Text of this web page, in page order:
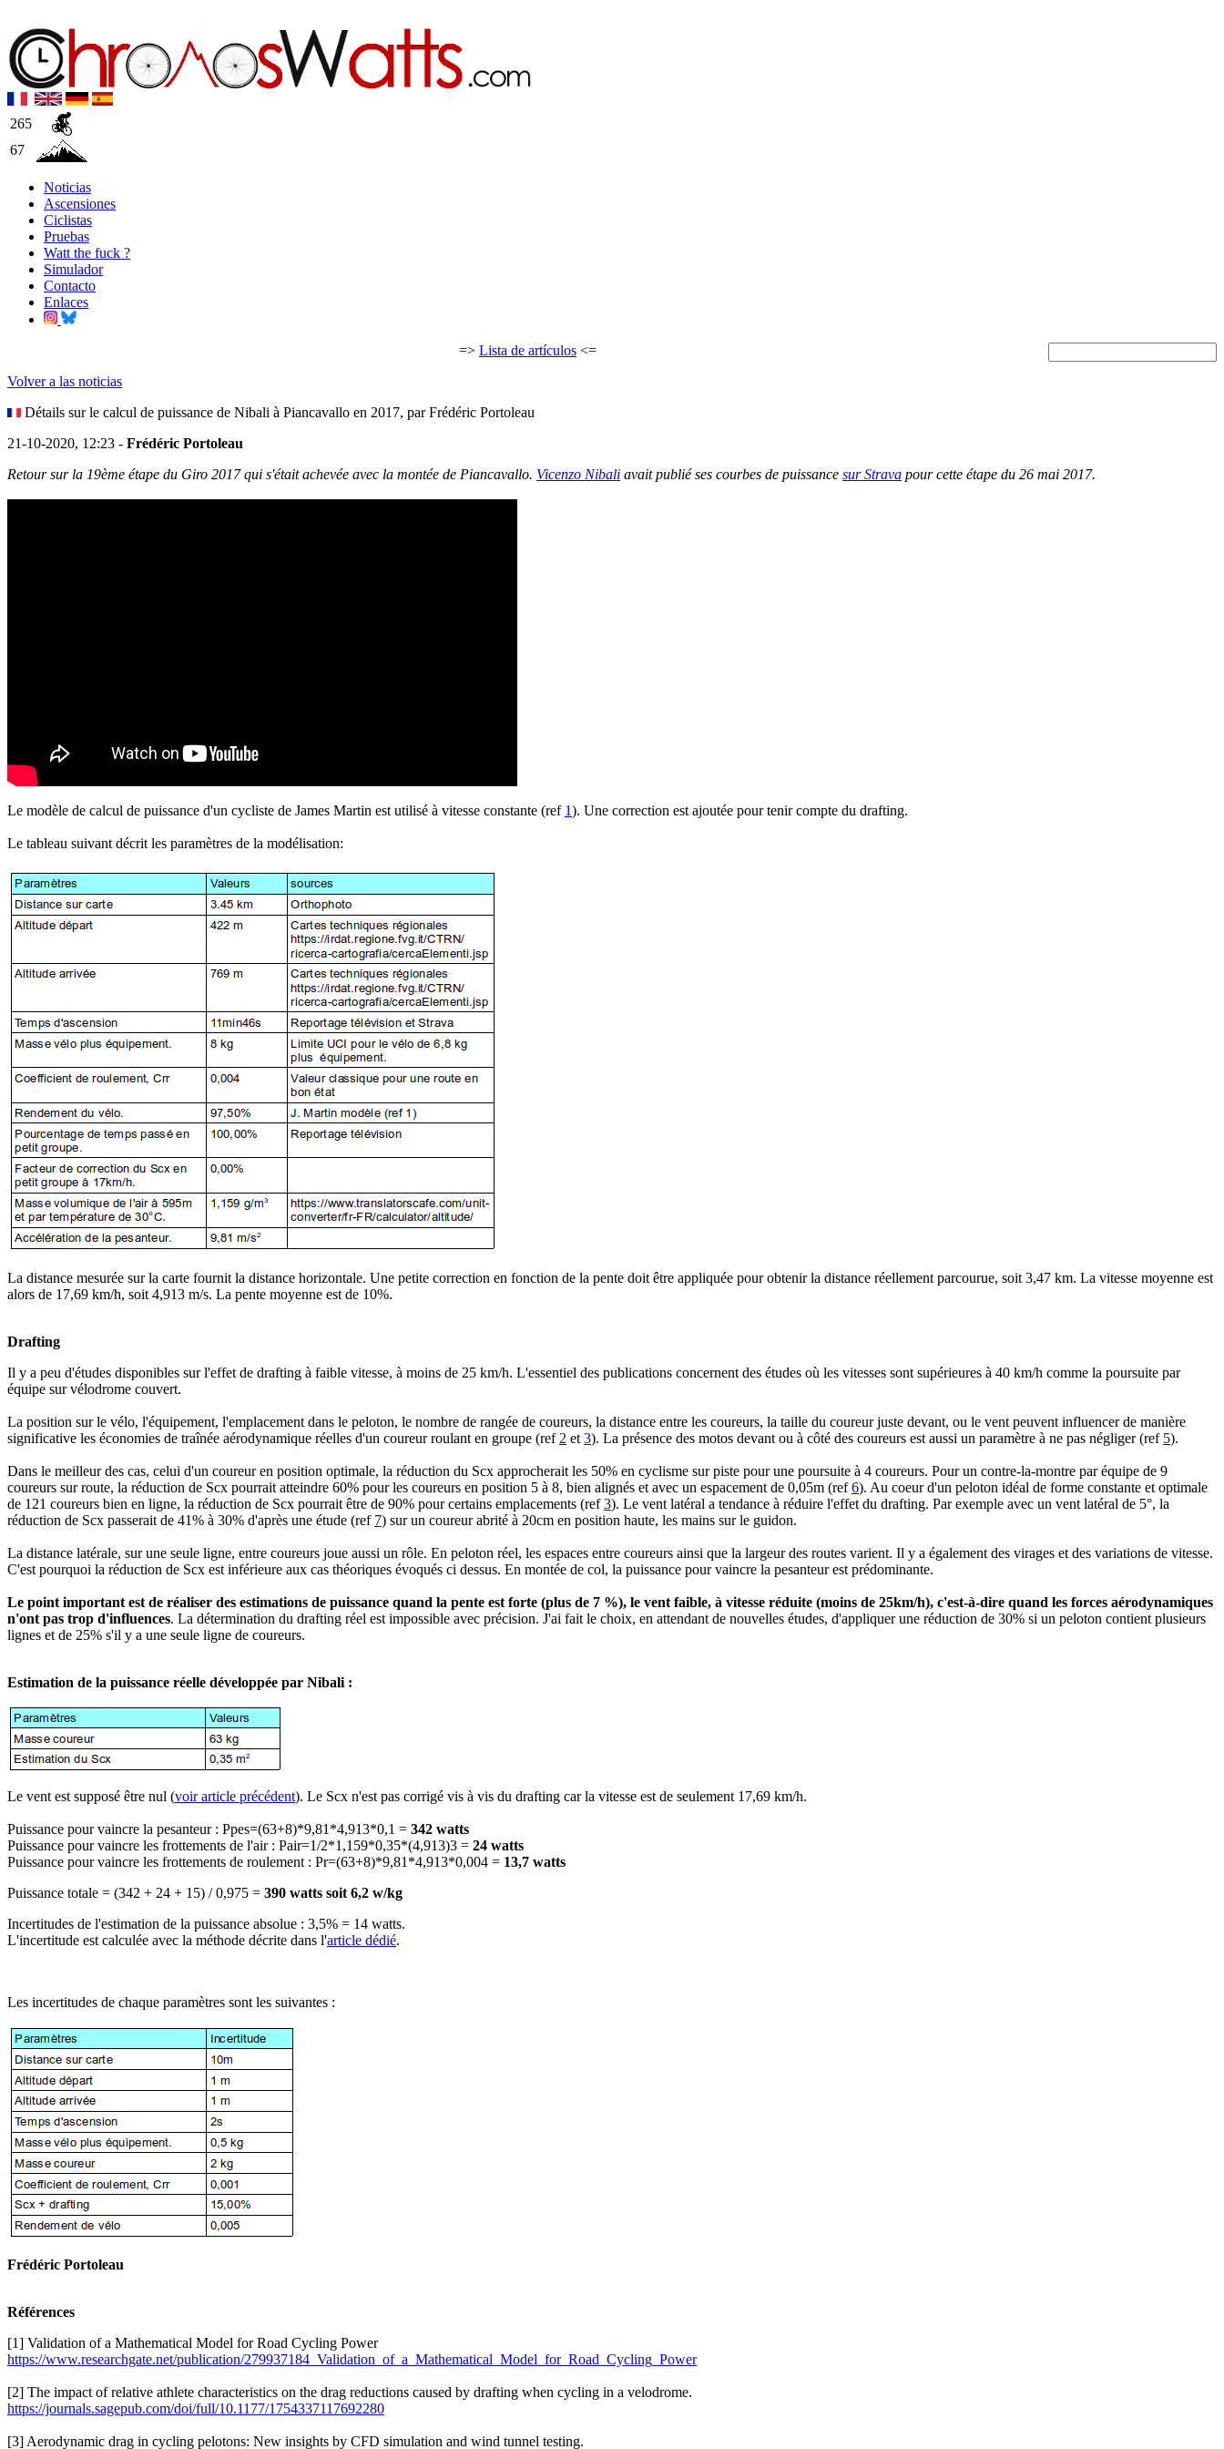
265
67
Noticias
Ascensiones
Ciclistas
Pruebas
Watt the fuck ?
Simulador
Contacto
Enlaces
=> Lista de artículos <=
Volver a las noticias
Détails sur le calcul de puissance de Nibali à Piancavallo en 2017, par Frédéric Portoleau
21-10-2020, 12:23 - Frédéric Portoleau
Retour sur la 19ème étape du Giro 2017 qui s'était achevée avec la montée de Piancavallo. Vicenzo Nibali avait publié ses courbes de puissance sur Strava pour cette étape du 26 mai 2017.
Le modèle de calcul de puissance d'un cycliste de James Martin est utilisé à vitesse constante (ref 1). Une correction est ajoutée pour tenir compte du drafting.
Le tableau suivant décrit les paramètres de la modélisation:
La distance mesurée sur la carte fournit la distance horizontale. Une petite correction en fonction de la pente doit être appliquée pour obtenir la distance réellement parcourue, soit 3,47 km. La vitesse moyenne est
alors de 17,69 km/h, soit 4,913 m/s. La pente moyenne est de 10%.
Drafting
Il y a peu d'études disponibles sur l'effet de drafting à faible vitesse, à moins de 25 km/h. L'essentiel des publications concernent des études où les vitesses sont supérieures à 40 km/h comme la poursuite par
équipe sur vélodrome couvert.
La position sur le vélo, l'équipement, l'emplacement dans le peloton, le nombre de rangée de coureurs, la distance entre les coureurs, la taille du coureur juste devant, ou le vent peuvent influencer de manière
significative les économies de traînée aérodynamique réelles d'un coureur roulant en groupe (ref 2 et 3). La présence des motos devant ou à côté des coureurs est aussi un paramètre à ne pas négliger (ref 5).
Dans le meilleur des cas, celui d'un coureur en position optimale, la réduction du Scx approcherait les 50% en cyclisme sur piste pour une poursuite à 4 coureurs. Pour un contre-la-montre par équipe de 9
coureurs sur route, la réduction de Scx pourrait atteindre 60% pour les coureurs en position 5 à 8, bien alignés et avec un espacement de 0,05m (ref6). Au coeur d'un peloton idéal de forme constante et optimale
de 121 coureurs bien en ligne, la réduction de Scx pourrait être de 90% pour certains emplacements (ref3). Le vent latéral a tendance à réduire l'effet du drafting. Par exemple avec un vent latéral de 5°, la
réduction de Scx passerait de 41% à 30% d'après une étude (ref 7) sur un coureur abrité à 20cm en position haute, les mains sur le guidon.
La distance latérale, sur une seule ligne, entre coureurs joue aussi un rôle. En peloton réel, les espaces entre coureurs ainsi que la largeur des routes varient. Il y a également des virages et des variations de vitesse.
C'est pourquoi la réduction de Scx est inférieure aux cas théoriques évoqués ci dessus. En montée de col, la puissance pour vaincre la pesanteur est prédominante.
Le point important est de réaliser des estimations de puissance quand la pente est forte (plus de 7 %), le vent faible, à vitesse réduite (moins de 25km/h), c'est-à-dire quand les forces aérodynamiques
n'ont pas trop d'influences. La détermination du drafting réel est impossible avec précision. J'ai fait le choix, en attendant de nouvelles études, d'appliquer une réduction de 30% si un peloton contient plusieurs
lignes et de 25% s'il y a une seule ligne de coureurs.
Estimation de la puissance réelle développée par Nibali :
Le vent est supposé être nul (voir article précédent). Le Scx n'est pas corrigé vis à vis du drafting car la vitesse est de seulement 17,69 km/h.
Puissance pour vaincre la pesanteur : Ppes=(63+8)*9,81*4,913*0,1 = 342 watts
Puissance pour vaincre les frottements de l'air : Pair=1/2*1,159*0,35*(4,913)3 = 24 watts
Puissance pour vaincre les frottements de roulement : Pr=(63+8)*9,81*4,913*0,004 = 13,7 watts
Puissance totale = (342 + 24 + 15) / 0,975 = 390 watts soit 6,2 w/kg
Incertitudes de l'estimation de la puissance absolue : 3,5% = 14 watts.
L'incertitude est calculée avec la méthode décrite dans l'article dédié.
Les incertitudes de chaque paramètres sont les suivantes :
Frédéric Portoleau
Références
[1] Validation of a Mathematical Model for Road Cycling Power
https://www.researchgate.net/publication/279937184_Validation_of_a_Mathematical_Model_for_Road_Cycling_Power
[2] The impact of relative athlete characteristics on the drag reductions caused by drafting when cycling in a velodrome.
https://journals.sagepub.com/doi/full/10.1177/1754337117692280
[3] Aerodynamic drag in cycling pelotons: New insights by CFD simulation and wind tunnel testing.